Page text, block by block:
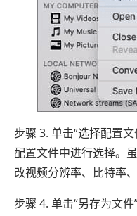
步骤 3. 单击“选择配置
配置文件中进行选择。
改视频分辨率、比特率
步骤 4. 单击“另存为文件”